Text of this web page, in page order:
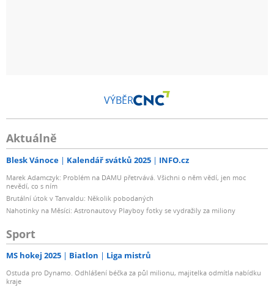
VÝBĚR
Aktuálně
Blesk Vánoce Kalendář svátků 2025 INFO.cz
Marek Adamczyk: Problém na DAMU přetrvává. Všichni o něm vědí, jen moc
nevědí, co s ním
Brutální útok v Tanvaldu: Několik pobodaných
Nahotinky na Měsíci: Astronautovy Playboy fotky se vydražily za miliony
Sport
MS hokej 2025 Biatlon Liga mistrů
Ostuda pro Dynamo. Odhlášení béčka za půl milionu, majitelka odmítla nabídku
kraje